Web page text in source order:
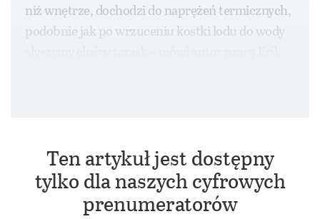
niż wnętrze, dochodzi do naprężeń termicznych,
podobnie jak po wrzuceniu kostki lodu do wody
Ten artykuł jest dostępny
tylko dla naszych cyfrowych
prenumeratorów